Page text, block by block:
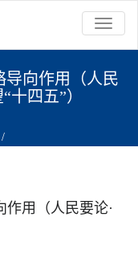
切
换
航
导向作用（人民
十四五”）
用（人民要论·